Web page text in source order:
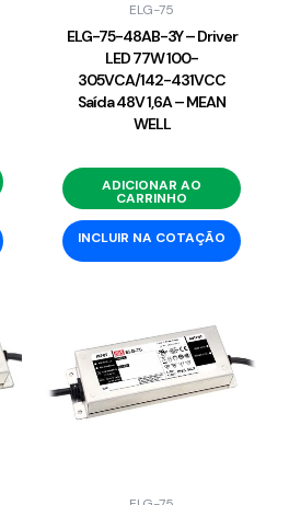
ELG-75
ELG-75-48AB-3Y – Driver
LED 77W 100-
305VCA/142-431VCC
Saída 48V 1,6A – MEAN
WELL
ADICIONAR AO
CARRINHO
INCLUIR NA COTAÇÃO